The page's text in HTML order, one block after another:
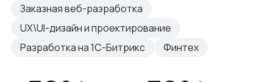
Заказная веб-разработка
UX\UI-дизайн и проектирование
Разработка на 1С-Битрикс
Финтех